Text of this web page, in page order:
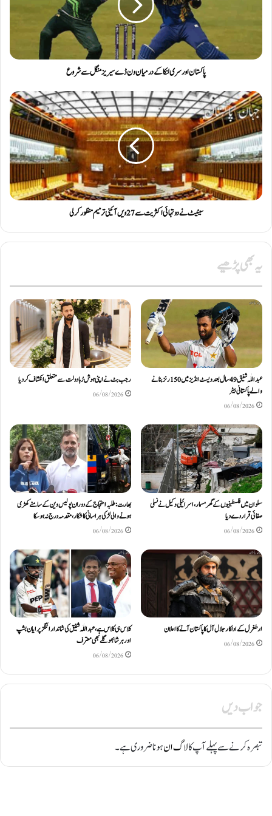
پاکستان اور سری لنکا کے درمیان ون ڈے سیریز منگل سے شروع
سینیٹ نے دوتہائی اکثریت سے 27 ویں آئینی ترمیم منظور کرلی
یہ بھی پڑھیے
عبداللّٰہ شفیق 49 سال بعد ویسٹ انڈیز میں 150 رنز بنانے
والے پاکستانی بیٹر
06/08/2026
رجب بٹ نے اپنی ہوش رُبا دولت سے متعلق انکشاف کردیا
06/08/2026
سلوان میں فلسطینیوں کے گھر مسمار، اسرائیلی وکیل نے نسلی
صفائی قرار دے دیا
06/08/2026
بھارت: طلبہ احتجاج کے دوران پولیس وین کے سامنے کھڑی
ہونے والی لڑکی ہراسانی کا شکار، مقدمہ درج نہ ہوسکا
06/08/2026
ارطغرل کے اداکار جلال آل کا پاکستان آنے کا اعلان
06/08/2026
کلاس ہی کلاس ہے، عبد اللّٰہ شفیق کی شاندار اننگز پر ایان بشپ
اور ہرشا بھوگلے بھی معترف
06/08/2026
جواب دیں
تبصرہ کرنے سے پہلے آپ کالاگ انہونا ضروری ہے۔